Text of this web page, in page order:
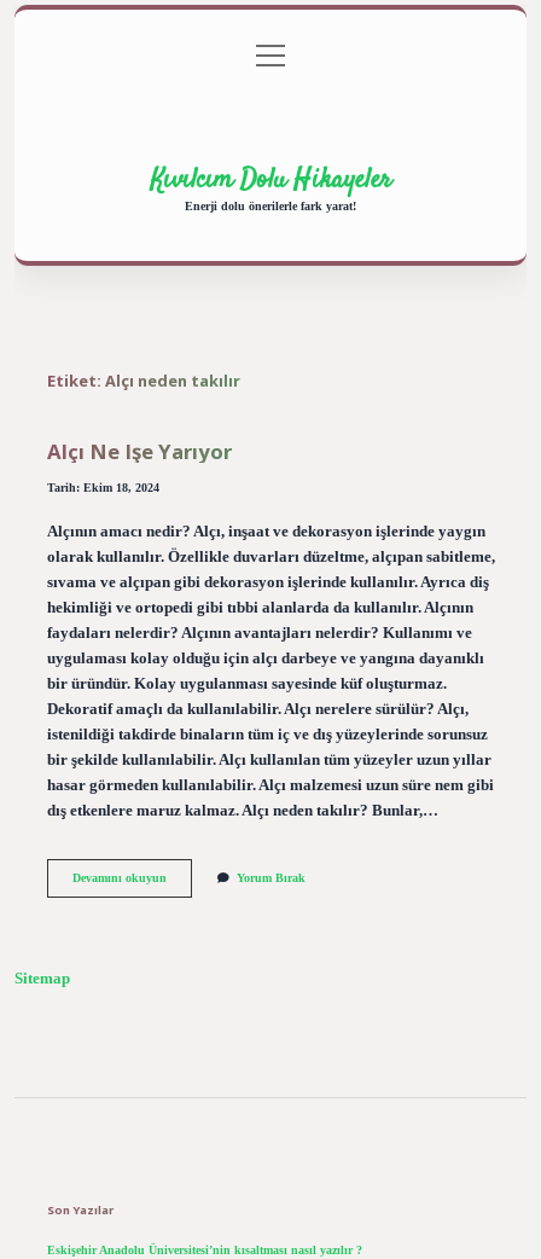
Gizlilik Politikası
menüyü
aç
Kıvılcım Dolu Hikayeler
Enerji dolu önerilerle fark yarat!
Etiket: Alçı neden takılır
Alçı Ne Işe Yarıyor
Tarih: Ekim 18, 2024
Alçının amacı nedir? Alçı, inşaat ve dekorasyon işlerinde yaygın
olarak kullanılır. Özellikle duvarları düzeltme, alçıpan sabitleme,
sıvama ve alçıpan gibi dekorasyon işlerinde kullanılır. Ayrıca diş
hekimliği ve ortopedi gibi tıbbi alanlarda da kullanılır. Alçının
faydaları nelerdir? Alçının avantajları nelerdir? Kullanımı ve
uygulaması kolay olduğu için alçı darbeye ve yangına dayanıklı
bir üründür. Kolay uygulanması sayesinde küf oluşturmaz.
Dekoratif amaçlı da kullanılabilir. Alçı nerelere sürülür? Alçı,
istenildiği takdirde binaların tüm iç ve dış yüzeylerinde sorunsuz
bir şekilde kullanılabilir. Alçı kullanılan tüm yüzeyler uzun yıllar
hasar görmeden kullanılabilir. Alçı malzemesi uzun süre nem gibi
dış etkenlere maruz kalmaz. Alçı neden takılır? Bunlar,…
Devamını okuyunAlçı
Yorum Bırak
Sitemap
Son Yazılar
Eskişehir Anadolu Üniversitesi’nin kısaltması nasıl yazılır ?